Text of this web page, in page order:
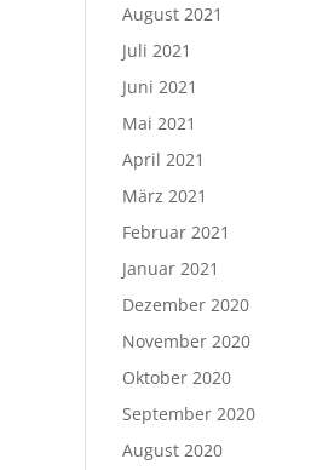
August 2021
Juli 2021
Juni 2021
Mai 2021
April 2021
März 2021
Februar 2021
Januar 2021
Dezember 2020
November 2020
Oktober 2020
September 2020
August 2020